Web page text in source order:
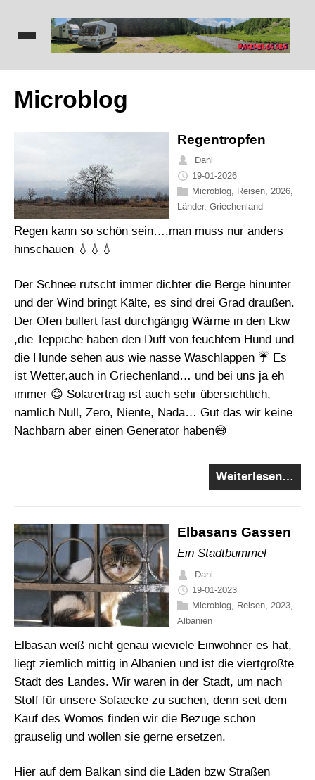
Microblog
Regentropfen
Dani
19-01-2026
Microblog, Reisen, 2026,
Länder, Griechenland
Regen kann so schön sein….man muss nur anders
hinschauen 💧💧💧
Der Schnee rutscht immer dichter die Berge hinunter
und der Wind bringt Kälte, es sind drei Grad draußen.
Der Ofen bullert fast durchgängig Wärme in den Lkw
,die Teppiche haben den Duft von feuchtem Hund und
die Hunde sehen aus wie nasse Waschlappen ☔ Es
ist Wetter,auch in Griechenland… und bei uns ja eh
immer 😊 Solarertrag ist auch sehr übersichtlich,
nämlich Null, Zero, Niente, Nada… Gut das wir keine
Nachbarn aber einen Generator haben😅
Weiterlesen…
Elbasans Gassen
Ein Stadtbummel
Dani
19-01-2023
Microblog, Reisen, 2023,
Albanien
Elbasan weiß nicht genau wieviele Einwohner es hat,
liegt ziemlich mittig in Albanien und ist die viertgrößte
Stadt des Landes. Wir waren in der Stadt, um nach
Stoff für unsere Sofaecke zu suchen, denn seit dem
Kauf des Womos finden wir die Bezüge schon
grauselig und wollen sie gerne ersetzen.
Hier auf dem Balkan sind die Läden bzw Straßen